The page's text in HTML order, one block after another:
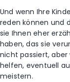
Und wenn Ihre
reden können und
sie Ihnen eher
haben, das sie
nicht passiert, aber
helfen, eventuell
meistern.